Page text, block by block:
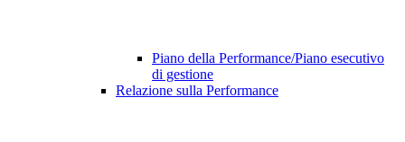
Piano della Performance/Piano esecutivo
di gestione
Relazione sulla Performance